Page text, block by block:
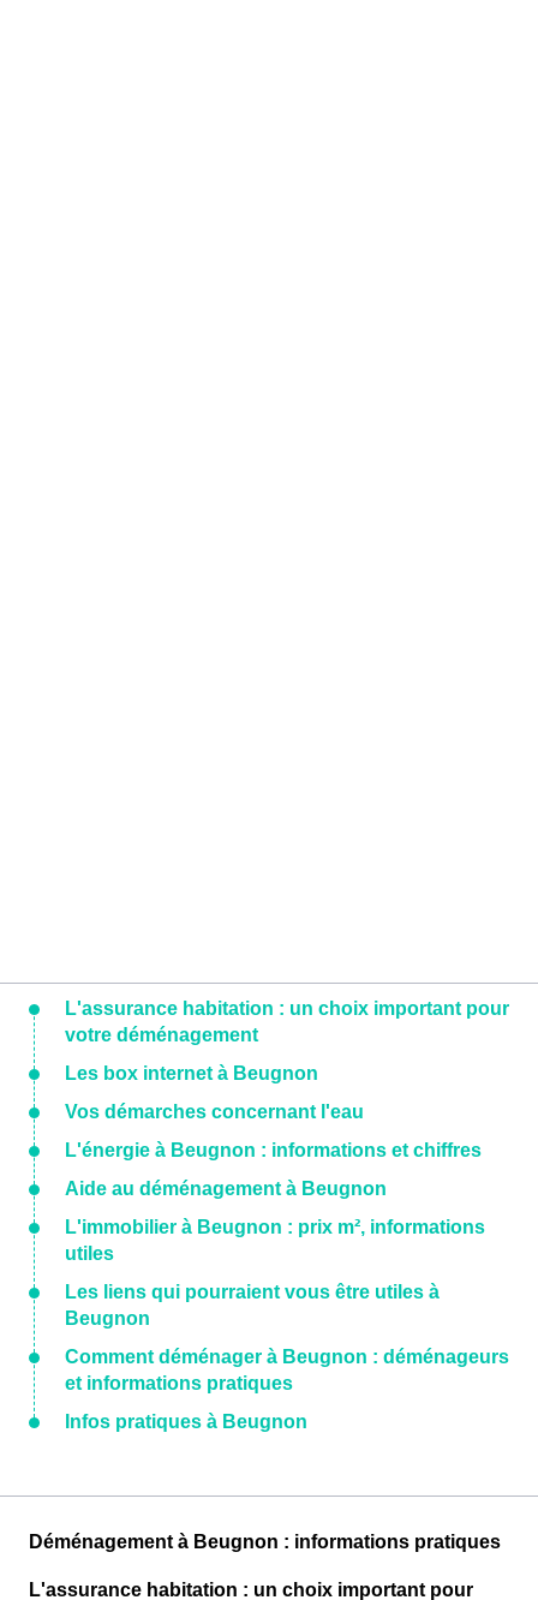
L'assurance habitation : un choix important pour
votre déménagement
Les box internet à Beugnon
Vos démarches concernant l'eau
L'énergie à Beugnon : informations et chiffres
Aide au déménagement à Beugnon
L'immobilier à Beugnon : prix m², informations
utiles
Les liens qui pourraient vous être utiles à
Beugnon
Comment déménager à Beugnon : déménageurs
et informations pratiques
Infos pratiques à Beugnon
Déménagement à Beugnon : informations pratiques
L'assurance habitation : un choix important pour